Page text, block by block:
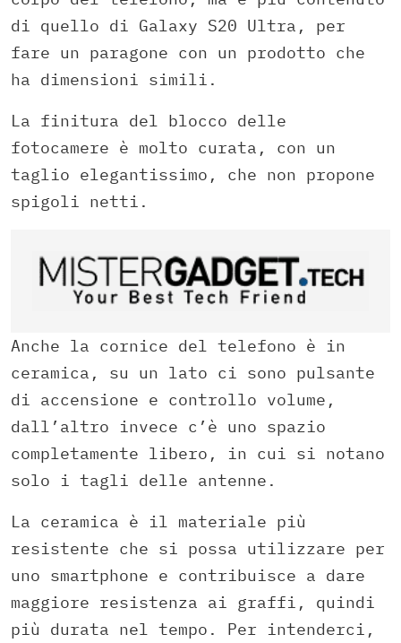
di quello di Galaxy S20 Ultra, per
fare un paragone con un prodotto che
ha dimensioni simili.
La finitura del blocco delle
fotocamere è molto curata, con un
taglio elegantissimo, che non propone
spigoli netti.
Anche la cornice del telefono è in
ceramica, su un lato ci sono pulsante
di accensione e controllo volume,
dall’altro invece c’è uno spazio
completamente libero, in cui si notano
solo i tagli delle antenne.
La ceramica è il materiale più
resistente che si possa utilizzare per
uno smartphone e contribuisce a dare
maggiore resistenza ai graffi, quindi
più durata nel tempo. Per intenderci,